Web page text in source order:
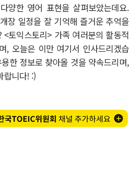
양한 영어 표현을 살펴보았는데요.
장 일정을 잘 기억해 즐거운 추억을
<토익스토리> 가족 여러분의 활동적
, 오늘은 이만 여기서 인사드리겠습
한 정보로 찾아올 것을 약속드리며,
랍니다! :)